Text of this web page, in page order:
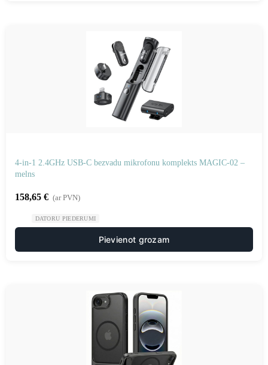
4-in-1 2.4GHz USB-C bezvadu mikrofonu komplekts MAGIC-02 –
melns
158,65 € (ar PVN)
DATORU PIEDERUMI
Pievienot grozam